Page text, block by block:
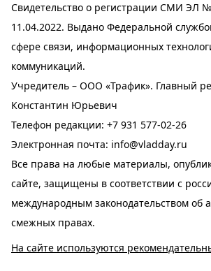
Свидетельство о регистрации СМИ ЭЛ
11.04.2022. Выдано Федеральной
сфере связи, информационных
коммуникаций.
Учредитель – ООО «Трафик». Главный
Константин Юрьевич
Телефон редакции: +7 931 577-02-26
Электронная почта: info@vladday.ru
Все права на любые материалы,
сайте, защищены в соответствии с
международным законодательством об
смежных правах.
На сайте используются